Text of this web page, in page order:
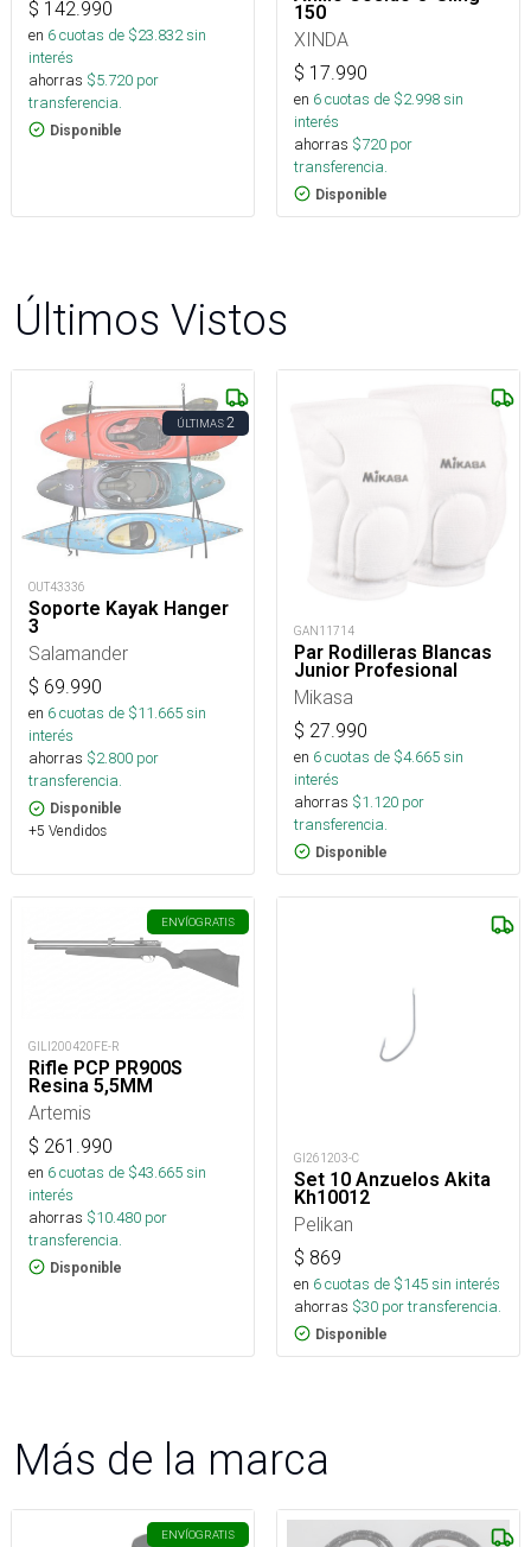
$ 142.990
en 6cuotas de $23.832sin
interés
ahorras $5.720 por
transferencia.
Disponible
150
XINDA
$ 17.990
en 6cuotas de $2.998sin
interés
ahorras $720 por
transferencia.
Disponible
Últimos Vistos
ÚLTIMAS2
OUT43336
Soporte Kayak Hanger
3
Salamander
$ 69.990
en 6cuotas de $11.665sin
interés
ahorras $2.800 por
transferencia.
Disponible
+5 Vendidos
GAN11714
Par Rodilleras Blancas
Junior Profesional
Mikasa
$ 27.990
en 6cuotas de $4.665sin
interés
ahorras $1.120 por
transferencia.
Disponible
ENVÍOGRATIS
GILI200420FE-R
Rifle PCP PR900S
Resina 5,5MM
Artemis
$ 261.990
en 6cuotas de $43.665sin
interés
ahorras $10.480 por
transferencia.
Disponible
GI261203-C
Set 10 Anzuelos Akita
Kh10012
Pelikan
$ 869
en 6cuotas de $145sin interés
ahorras $30 por transferencia.
Disponible
Más de la marca
ENVÍOGRATIS